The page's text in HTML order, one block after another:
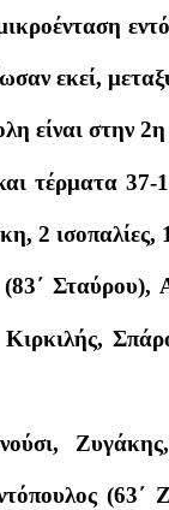
εκεί,
είναι στην
τέρματα
2
Σταύρου),
Ζυγάκης,
(63΄